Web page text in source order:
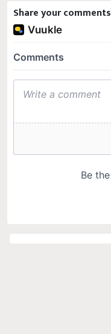
Share your comments